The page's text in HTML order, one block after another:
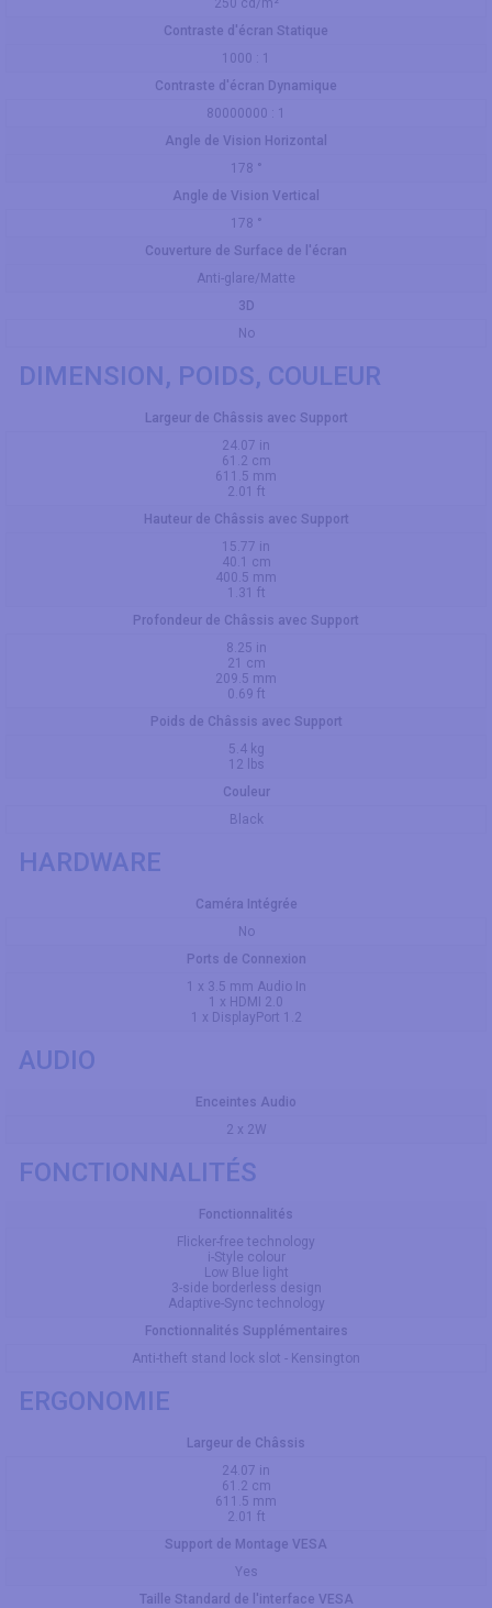
Contraste d'écran Statique
1000 : 1
Contraste d'écran Dynamique
80000000 : 1
Angle de Vision Horizontal
178 °
Angle de Vision Vertical
178 °
Couverture de Surface de l'écran
Anti-glare/Matte
3D
No
DIMENSION, POIDS, COULEUR
Largeur de Châssis avec Support
24.07 in
61.2 cm
611.5 mm
2.01 ft
Hauteur de Châssis avec Support
15.77 in
40.1 cm
400.5 mm
1.31 ft
Profondeur de Châssis avec Support
8.25 in
21 cm
209.5 mm
0.69 ft
Poids de Châssis avec Support
5.4 kg
12 lbs
Couleur
Black
HARDWARE
Caméra Intégrée
No
Ports de Connexion
1 x 3.5 mm Audio In
1 x HDMI 2.0
1 x DisplayPort 1.2
AUDIO
Enceintes Audio
2 x 2W
FONCTIONNALITÉS
Fonctionnalités
Flicker-free technology
i-Style colour
Low Blue light
3-side borderless design
Adaptive-Sync technology
Fonctionnalités Supplémentaires
Anti-theft stand lock slot - Kensington
ERGONOMIE
Largeur de Châssis
24.07 in
61.2 cm
611.5 mm
2.01 ft
Support de Montage VESA
Yes
Taille Standard de l'interface VESA